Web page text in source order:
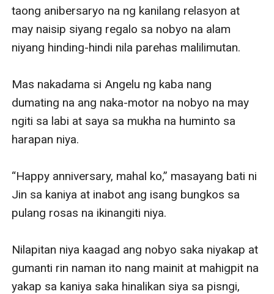
taong anibersaryo na ng kanilang relasyon at
may naisip siyang regalo sa nobyo na alam
niyang hinding-hindi nila parehas malilimutan.
Mas nakadama si Angelu ng kaba nang
dumating na ang naka-motor na nobyo na may
ngiti sa labi at saya sa mukha na huminto sa
harapan niya.
“Happy anniversary, mahal ko,” masayang bati ni
Jin sa kaniya at inabot ang isang bungkos sa
pulang rosas na ikinangiti niya.
Nilapitan niya kaagad ang nobyo saka niyakap at
gumanti rin naman ito nang mainit at mahigpit na
yakap sa kaniya saka hinalikan siya sa pisngi,